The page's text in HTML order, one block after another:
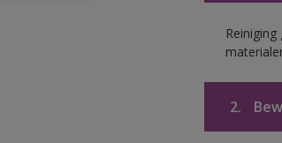
2.